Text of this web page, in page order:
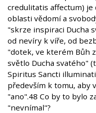
credulitatis affectum)
oblasti vědomí a
"skrze inspiraci Ducha
od nevíry k víře, od
"dotek, ve kterém Bůh
světlo Ducha svatého"
Spiritus Sancti
především k tomu, aby
"ano".48 Co by to bylo
"nevnímal"?